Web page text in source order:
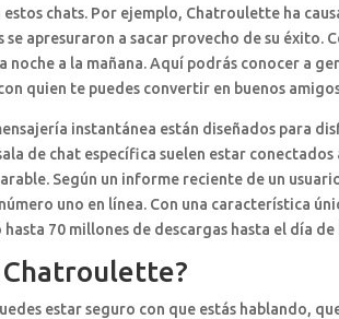
chats. Por ejemplo, Chatroulette ha
se apresuraron a sacar provecho de su éxito.
noche a la mañana. Aquí podrás conocer a
quien te puedes convertir en buenos
instantánea están diseñados para
de chat específica suelen estar
Según un informe reciente de un
uno en línea. Con una característica
70 millones de descargas hasta el día de
Chatroulette?
estar seguro con que estás hablando,